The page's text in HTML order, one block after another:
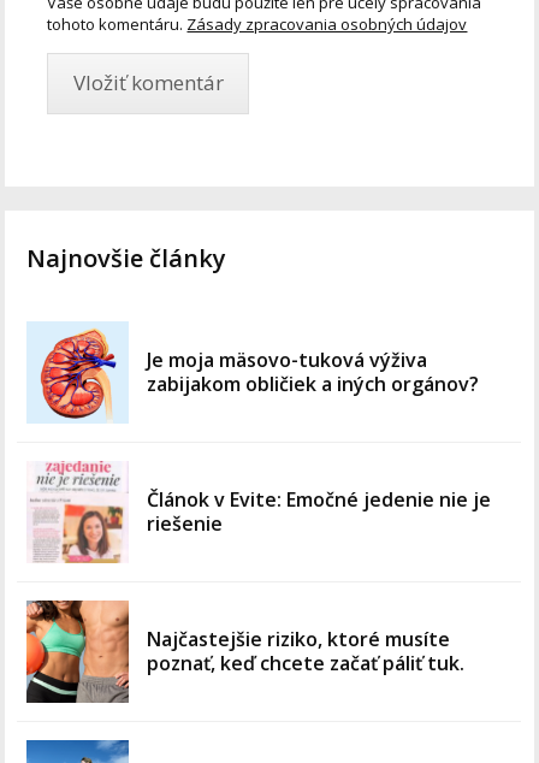
tohoto komentáru. Zásady zpracovania osobných údajov
Najnovšie články
Je moja mäsovo-tuková výživa
zabijakom obličiek a iných orgánov?
Článok v Evite: Emočné jedenie nie je
riešenie
Najčastejšie riziko, ktoré musíte
poznať, keď chcete začať páliť tuk.